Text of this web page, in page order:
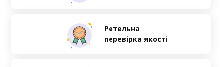
Ретельна
перевірка якості